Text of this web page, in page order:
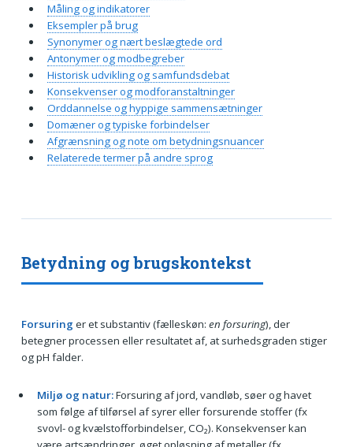
Betydning og brugskontekst
Forsuring er et substantiv (fælleskøn: en forsuring), der
betegner processen eller resultatet af, at surhedsgraden stiger
og pH falder.
Miljø og natur:Forsuring af jord, vandløb, søer og havet
som følge af tilførsel af syrer eller forsurende stoffer (fx
svovl- og kvælstofforbindelser, CO₂). Konsekvenser kan
Måling og indikatorer
Eksempler på brug
Synonymer og nært beslægtede ord
Antonymer og modbegreber
Historisk udvikling og samfundsdebat
Konsekvenser og modforanstaltninger
Orddannelse og hyppige sammensætninger
Domæner og typiske forbindelser
Afgrænsning og note om betydningsnuancer
Relaterede termer på andre sprog